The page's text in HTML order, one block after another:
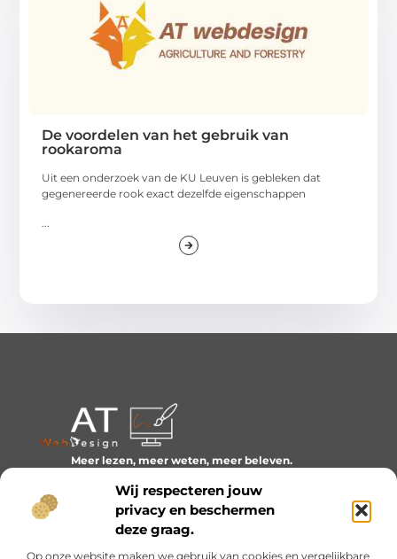
Wij respecteren jouw
privacy en beschermen
deze graag.
Op onze website maken we gebruik van cookies en vergelijkbare
De voordelen van het gebruik van
rookaroma
Uit een onderzoek van de KU Leuven is gebleken dat
gegenereerde rook exact dezelfde eigenschappen
Meer lezen, meer weten, meer beleven.
het dagelijks leven boeiend maakt.
Bericht categorie